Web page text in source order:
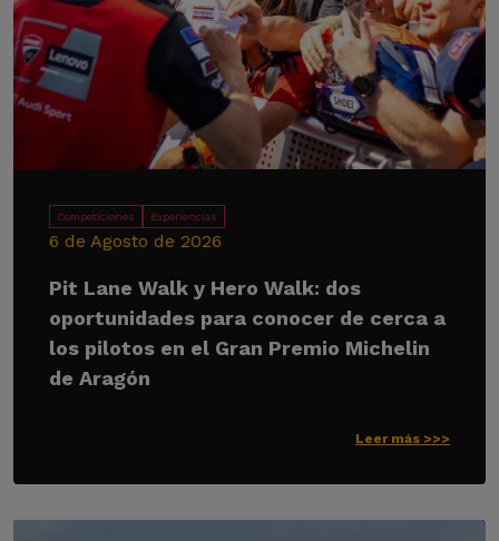
Competiciones Experiencias
6 de Agosto de 2026
Pit Lane Walk y Hero Walk: dos
oportunidades para conocer de cerca a
los pilotos en el Gran Premio Michelin
de Aragón
Leer más >>>